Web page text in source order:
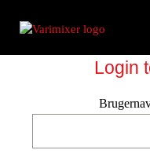
Login